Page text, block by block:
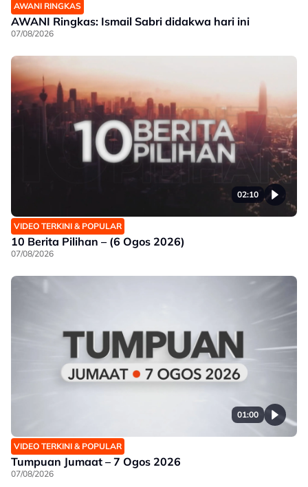
AWANI RINGKAS
AWANI Ringkas: Ismail Sabri didakwa hari ini
07/08/2026
02:10
VIDEO TERKINI & POPULAR
10 Berita Pilihan – (6 Ogos 2026)
07/08/2026
01:00
VIDEO TERKINI & POPULAR
Tumpuan Jumaat – 7 Ogos 2026
07/08/2026